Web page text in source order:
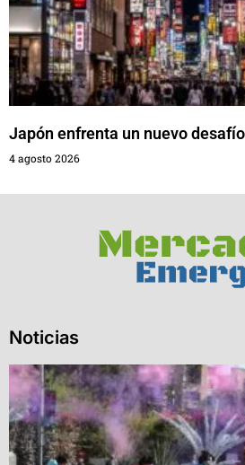
Japón enfrenta un nuevo
4 agosto 2026
Noticias